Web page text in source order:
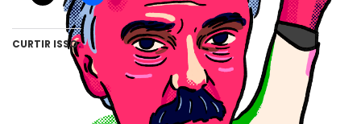
CURTIR ISSO: